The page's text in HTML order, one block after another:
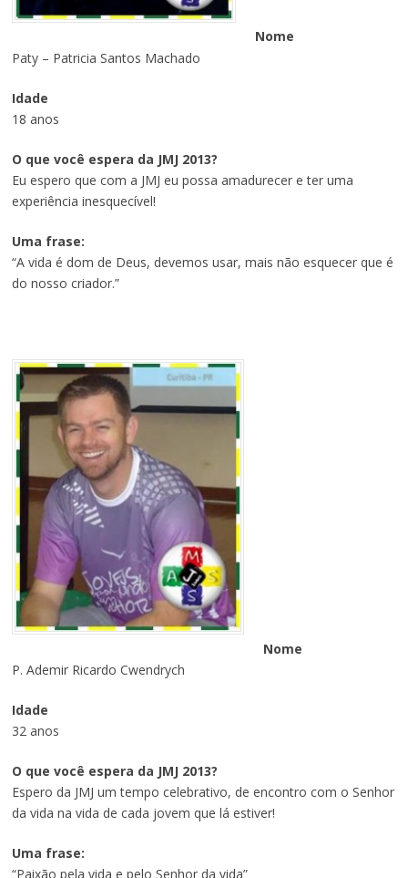
Nome
Paty – Patricia Santos Machado
Idade
18 anos
O que você espera da JMJ 2013?
Eu espero que com a JMJ eu possa amadurecer e ter uma
experiência inesquecível!
Uma frase:
“A vida é dom de Deus, devemos usar, mais não esquecer que é
do nosso criador.”
Nome
P. Ademir Ricardo Cwendrych
Idade
32 anos
O que você espera da JMJ 2013?
Espero da JMJ um tempo celebrativo, de encontro com o Senhor
da vida na vida de cada jovem que lá estiver!
Uma frase:
“Paixão pela vida e pelo Senhor da vida”